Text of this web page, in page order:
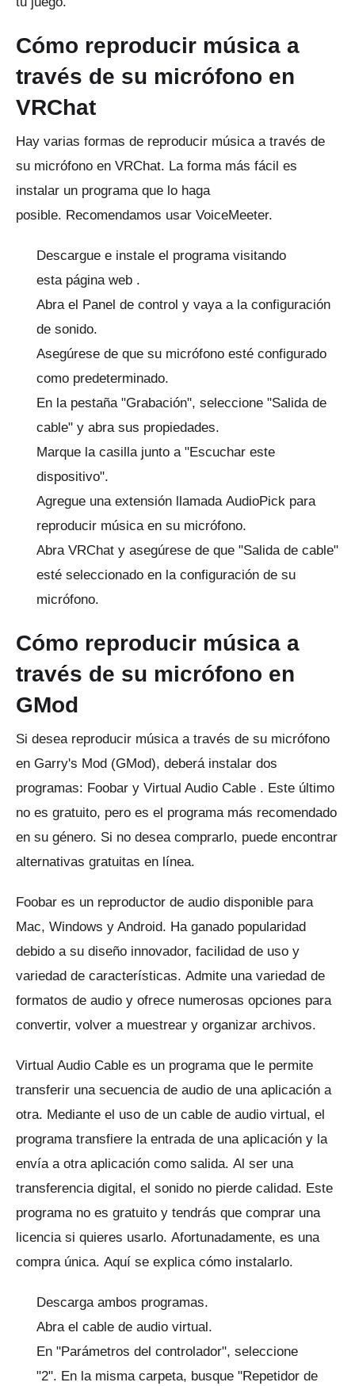
Cómo reproducir música a
través de su micrófono en
VRChat
Hay varias formas de reproducir música a través de
su micrófono en VRChat. La forma más fácil es
instalar un programa que lo haga
posible. Recomendamos usar VoiceMeeter.
Descargue e instale el programa visitando
esta página web .
Abra el Panel de control y vaya a la configuración
de sonido.
Asegúrese de que su micrófono esté configurado
como predeterminado.
En la pestaña "Grabación", seleccione "Salida de
cable" y abra sus propiedades.
Marque la casilla junto a "Escuchar este
dispositivo".
Agregue una extensión llamada AudioPick para
reproducir música en su micrófono.
Abra VRChat y asegúrese de que "Salida de cable"
esté seleccionado en la configuración de su
micrófono.
Cómo reproducir música a
través de su micrófono en
GMod
Si desea reproducir música a través de su micrófono
en Garry's Mod (GMod), deberá instalar dos
programas: Foobar y Virtual Audio Cable . Este último
no es gratuito, pero es el programa más recomendado
en su género. Si no desea comprarlo, puede encontrar
alternativas gratuitas en línea.
Foobar es un reproductor de audio disponible para
Mac, Windows y Android. Ha ganado popularidad
debido a su diseño innovador, facilidad de uso y
variedad de características. Admite una variedad de
formatos de audio y ofrece numerosas opciones para
convertir, volver a muestrear y organizar archivos.
Virtual Audio Cable es un programa que le permite
transferir una secuencia de audio de una aplicación a
otra. Mediante el uso de un cable de audio virtual, el
programa transfiere la entrada de una aplicación y la
envía a otra aplicación como salida. Al ser una
transferencia digital, el sonido no pierde calidad. Este
programa no es gratuito y tendrás que comprar una
licencia si quieres usarlo. Afortunadamente, es una
compra única. Aquí se explica cómo instalarlo.
Descarga ambos programas.
Abra el cable de audio virtual.
En "Parámetros del controlador", seleccione
"2". En la misma carpeta, busque "Repetidor de